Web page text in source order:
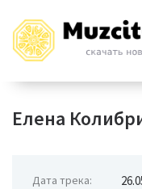
Елена
Дата трека: